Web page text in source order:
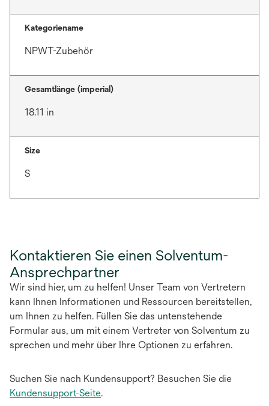
Kategoriename
NPWT-Zubehör
Gesamtlänge (imperial)
18.11 in
Size
S
Kontaktieren Sie einen Solventum-
Ansprechpartner
Wir sind hier, um zu helfen! Unser Team von Vertretern
kann Ihnen Informationen und Ressourcen bereitstellen,
um Ihnen zu helfen. Füllen Sie das untenstehende
Formular aus, um mit einem Vertreter von Solventum zu
sprechen und mehr über Ihre Optionen zu erfahren.
Suchen Sie nach Kundensupport? Besuchen Sie die
Kundensupport-Seite.